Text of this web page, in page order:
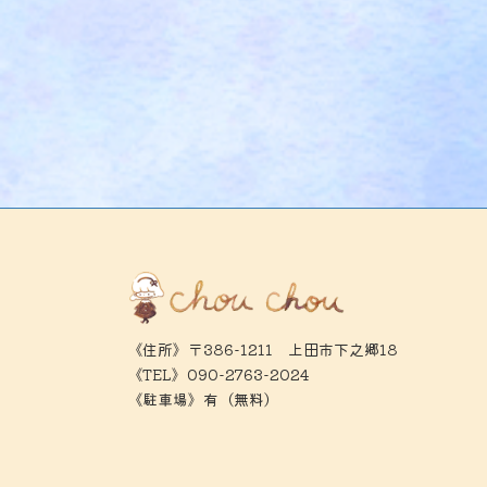
《住所》〒386-1211 上田市下之郷18
《TEL》090-2763-2024
《駐車場》有（無料）